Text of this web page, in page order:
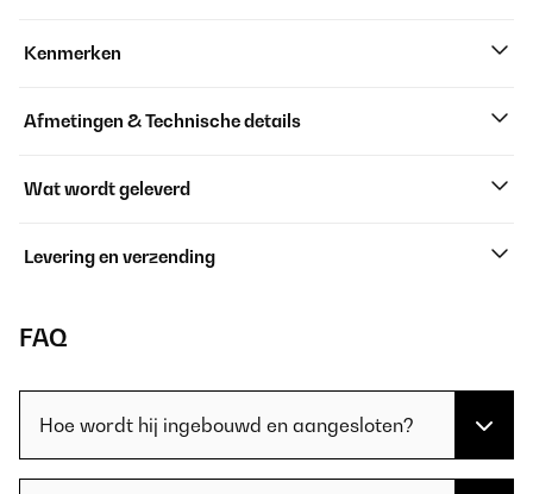
Kenmerken
Afmetingen & Technische details
Wat wordt geleverd
Levering en verzending
FAQ
Hoe wordt hij ingebouwd en aangesloten?